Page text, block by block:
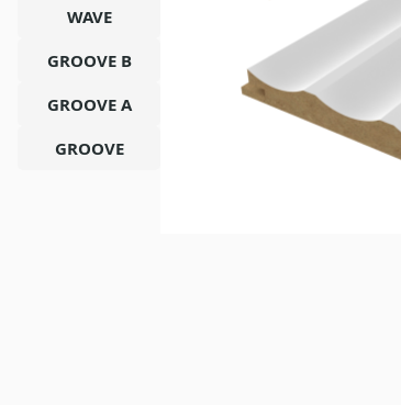
WAVE
GROOVE B
GROOVE A
GROOVE